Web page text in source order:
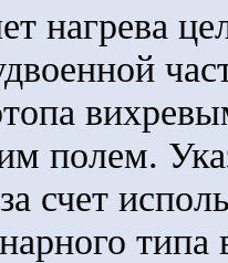
нагрева
полем.
счет
типа